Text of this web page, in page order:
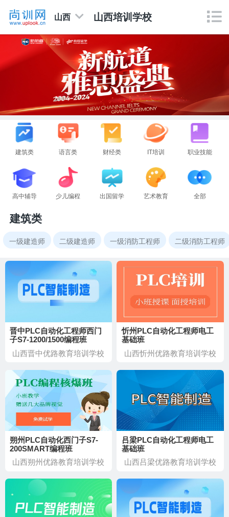
山西 山西培训学校
建筑类 语言类 财经类 IT培训 职业技能
高中辅导 少儿编程 出国留学 艺术教育 全部
建筑类
一级建造师 二级建造师 一级消防工程师 二级消防工程师
晋中PLC自动化工程师西门
子S7-1200/1500编程班
山西晋中优路教育培训学校
忻州PLC自动化工程师电工
基础班
山西忻州优路教育培训学校
朔州PLC自动化西门子S7-
200SMART编程班
山西朔州优路教育培训学校
吕梁PLC自动化工程师电工
基础班
山西吕梁优路教育培训学校